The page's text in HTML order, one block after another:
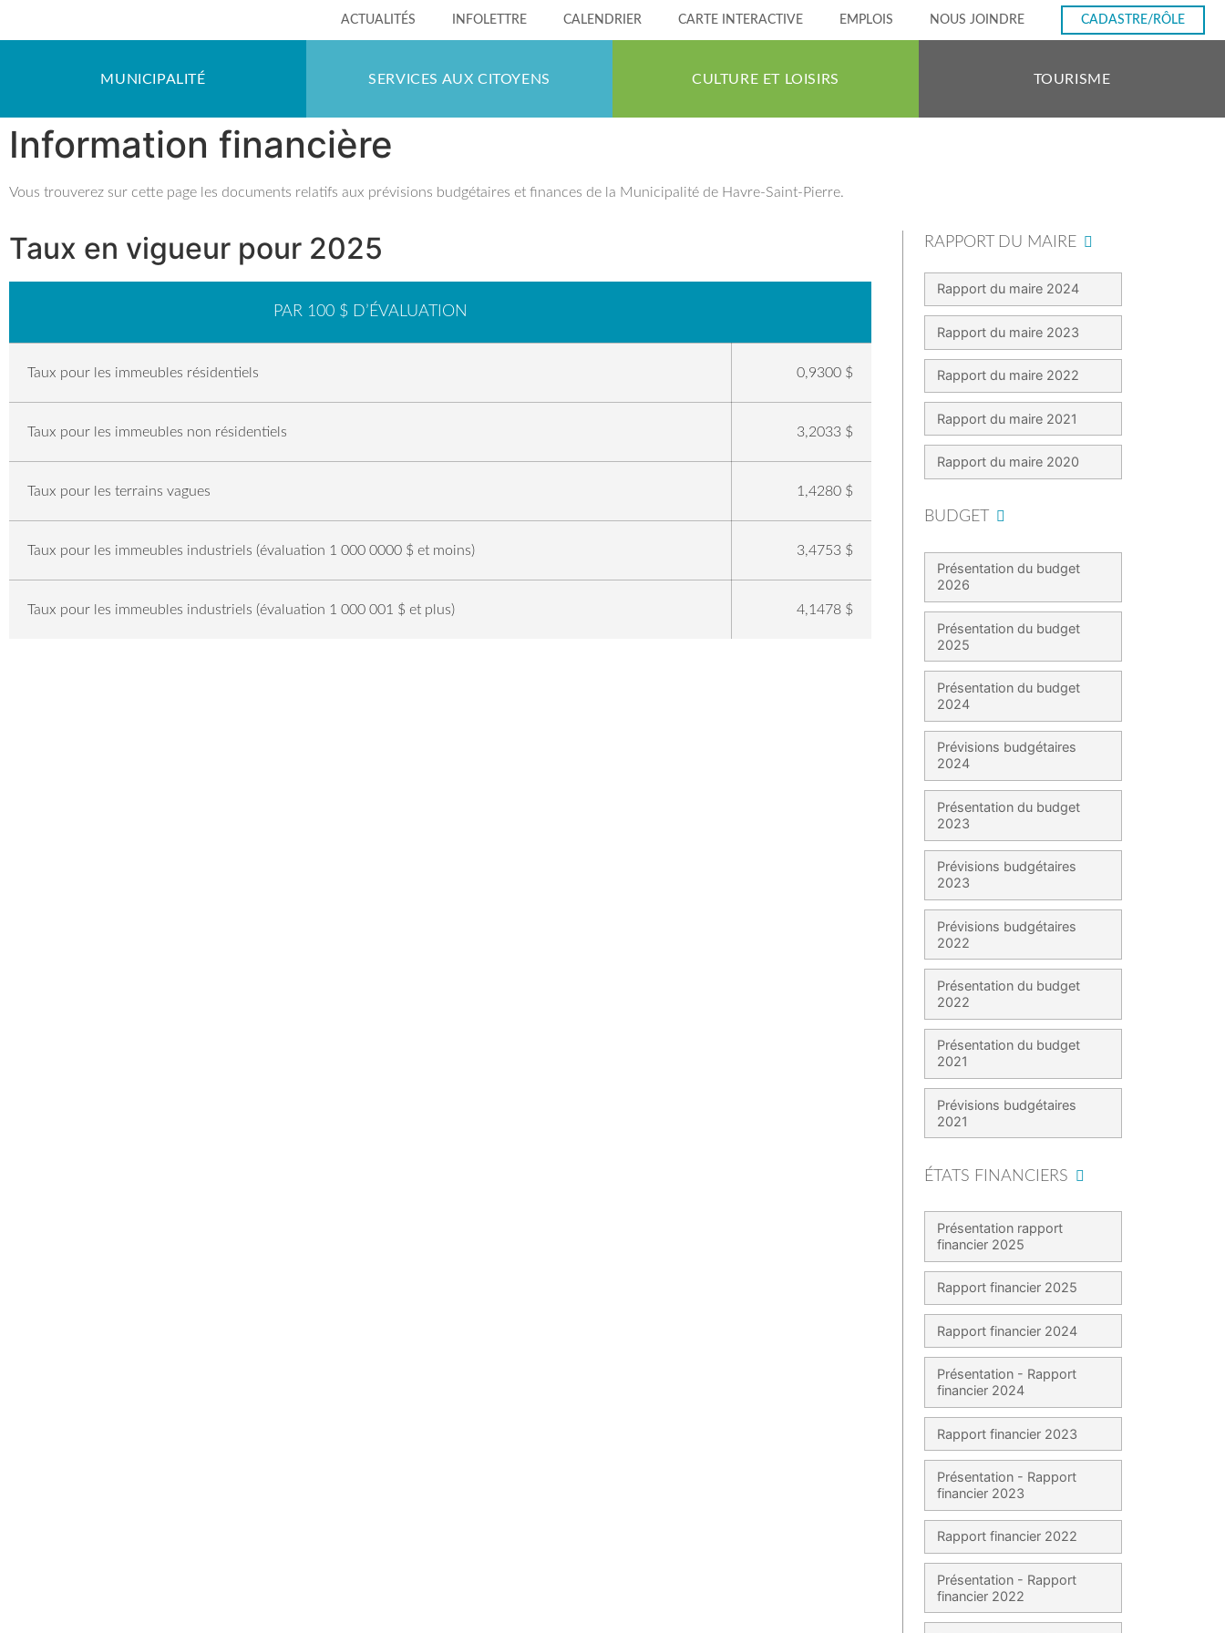
ACTUALITÉS INFOLETTRE CALENDRIER CARTE INTERACTIVE EMPLOIS NOUS JOINDRE CADASTRE/RÔLE
MUNICIPALITÉ SERVICES AUX CITOYENS CULTURE ET LOISIRS TOURISME
Information financière​
Vous trouverez sur cette page les documents relatifs aux prévisions budgétaires et finances de la Municipalité de Havre-Saint-Pierre.
Taux en vigueur pour 2025
PAR 100 $ D’ÉVALUATION
Taux pour les immeubles résidentiels 0,9300 $
Taux pour les immeubles non résidentiels 3,2033 $
Taux pour les terrains vagues 1,4280 $
Taux pour les immeubles industriels (évaluation 1 000 0000 $ et moins) 3,4753 $
Taux pour les immeubles industriels (évaluation 1 000 001 $ et plus) 4,1478 $
RAPPORT DU MAIRE
Rapport du maire 2024
Rapport du maire 2023
Rapport du maire 2022
Rapport du maire 2021
Rapport du maire 2020
BUDGET
Présentation du budget
2026
Présentation du budget
2025
Présentation du budget
2024
Prévisions budgétaires
2024
Présentation du budget
2023
Prévisions budgétaires
2023
Prévisions budgétaires
2022
Présentation du budget
2022
Présentation du budget
2021
Prévisions budgétaires
2021
ÉTATS FINANCIERS
Présentation rapport
financier 2025
Rapport financier 2025
Rapport financier 2024
Présentation - Rapport
financier 2024
Rapport financier 2023
Présentation - Rapport
financier 2023
Rapport financier 2022
Présentation - Rapport
financier 2022